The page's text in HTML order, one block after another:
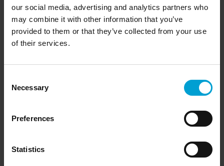
our social media, advertising and analytics partners who
may combine it with other information that you’ve
provided to them or that they’ve collected from your use
of their services.
Selection
Necessary
Preferences
Statistics
zasada pomiaru: Podczerwień (IR)
dla dwutlenku węgla
zakres temperatur: -40 °C do +60 °C
Możliwość bezpośredniego podłączenia do
zewnętrznych alarmów
serwis prez aplikację
obudowa odporna na warunki atmosferyczne, adapter